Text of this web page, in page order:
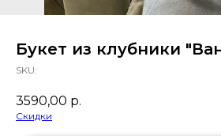
Букет из клубники
SKU:
3590,00 р.
Скидки